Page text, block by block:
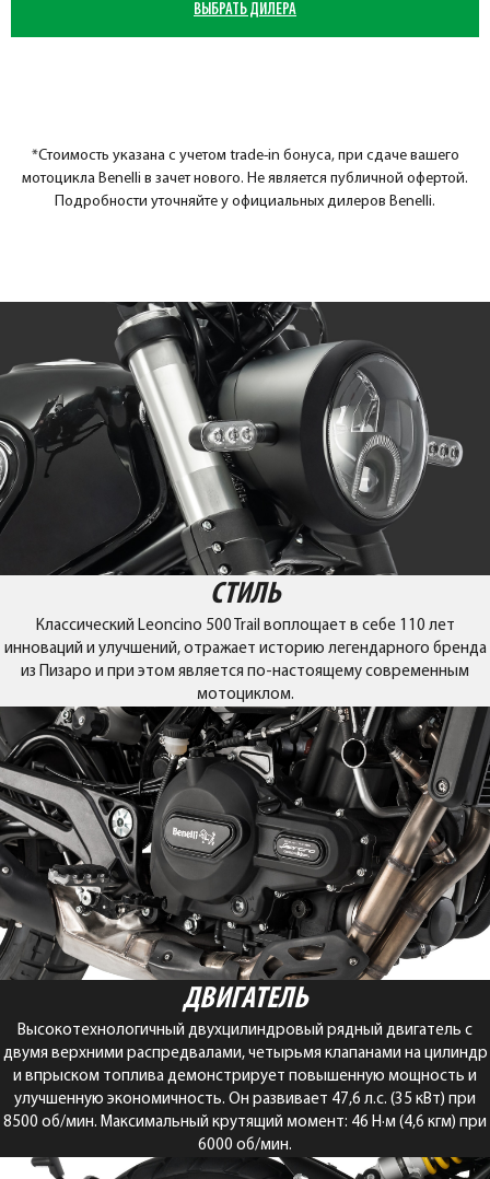
ВЫБРАТЬ ДИЛЕРА
*Стоимость указана с учетом trade-in бонуса, при сдаче вашего
мотоцикла Benelli в зачет нового. Не является публичной офертой.
Подробности уточняйте у официальных дилеров Benelli.
СТИЛЬ
Классический Leoncino 500 Trail воплощает в себе 110 лет
инноваций и улучшений, отражает историю легендарного бренда
из Пизаро и при этом является по-настоящему современным
мотоциклом.
ДВИГАТЕЛЬ
Высокотехнологичный двухцилиндровый рядный двигатель с
двумя верхними распредвалами, четырьмя клапанами на цилиндр
и впрыском топлива демонстрирует повышенную мощность и
улучшенную экономичность. Он развивает 47,6 л.с. (35 кВт) при
8500 об/мин. Максимальный крутящий момент: 46 Н·м (4,6 кгм) при
6000 об/мин.